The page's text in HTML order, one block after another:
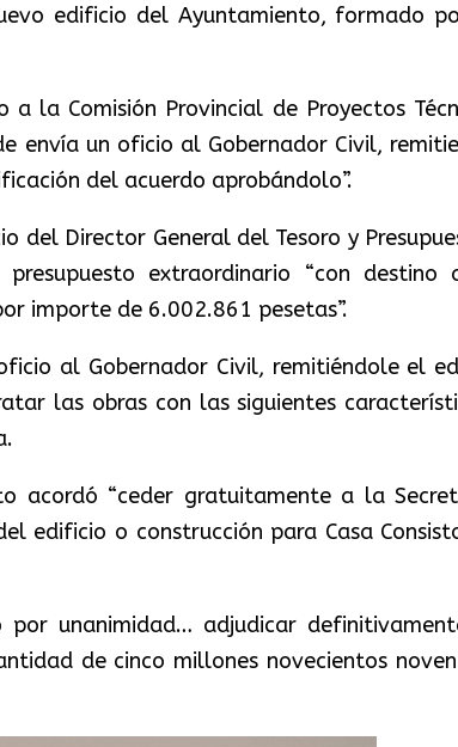
edificio del Ayuntamiento, formado
la Comisión Provincial de Proyectos
envía un oficio al Gobernador Civil,
del acuerdo aprobándolo”.
del Director General del Tesoro y
extraordinario “con destino
importe de 6.002.861 pesetas”.
al Gobernador Civil, remitiéndole el
las obras con las siguientes
acordó “ceder gratuitamente a la
edificio o construcción para Casa
unanimidad… adjudicar
de cinco millones novecientos